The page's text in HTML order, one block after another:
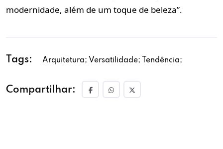
modernidade, além de um toque de beleza”.
Tags: Arquitetura; Versatilidade; Tendência;
Compartilhar: